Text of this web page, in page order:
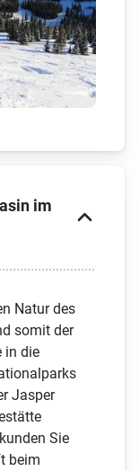
im
Natur des
somit der
in die
Jasper
Sie
beim